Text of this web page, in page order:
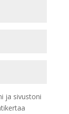
ja sivustoni